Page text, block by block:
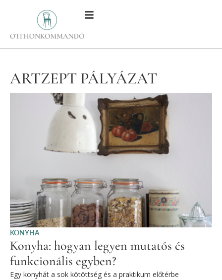
ARTZEPT PÁLYÁZAT
KONYHA
Konyha: hogyan legyen mutatós és
funkcionális egyben?
Egy konyhát a sok kötöttség és a praktikum előtérbe